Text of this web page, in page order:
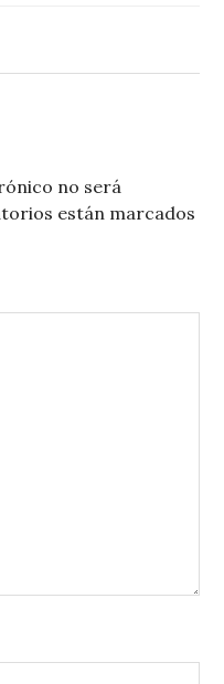
no será
están marcados